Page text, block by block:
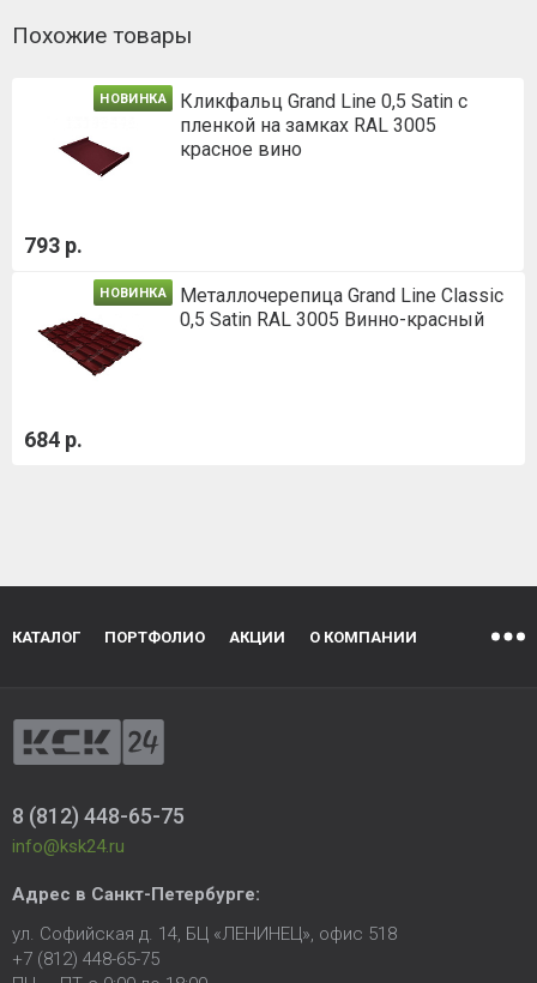
Похожие товары
НОВИНКА
Кликфальц Grand Line 0,5 Satin с
пленкой на замках RAL 3005
красное вино
793 р.
НОВИНКА
Металлочерепица Grand Line Classic
0,5 Satin RAL 3005 Винно-красный
684 р.
КАТАЛОГ ПОРТФОЛИО АКЦИИ О КОМПАНИИ
8 (812) 448-65-75
info@ksk24.ru
Адрес в Санкт-Петербурге:
ул. Софийская д. 14, БЦ «ЛЕНИНЕЦ», офис 518
+7 (812) 448-65-75